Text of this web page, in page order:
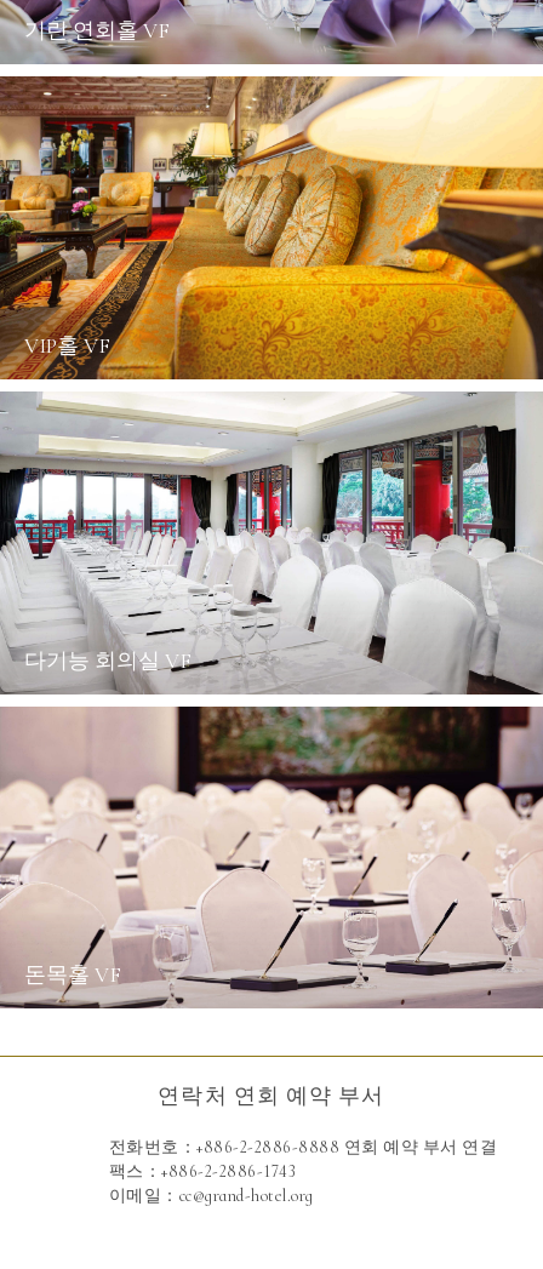
기린 연회홀 VF
VIP홀 VF
다기능 회의실 VF
돈목홀 VF
연락처 연회 예약 부서
전화번호：+886-2-2886-8888 연회 예약 부서 연결
팩스：+886-2-2886-1743
이메일： cc@grand-hotel.org